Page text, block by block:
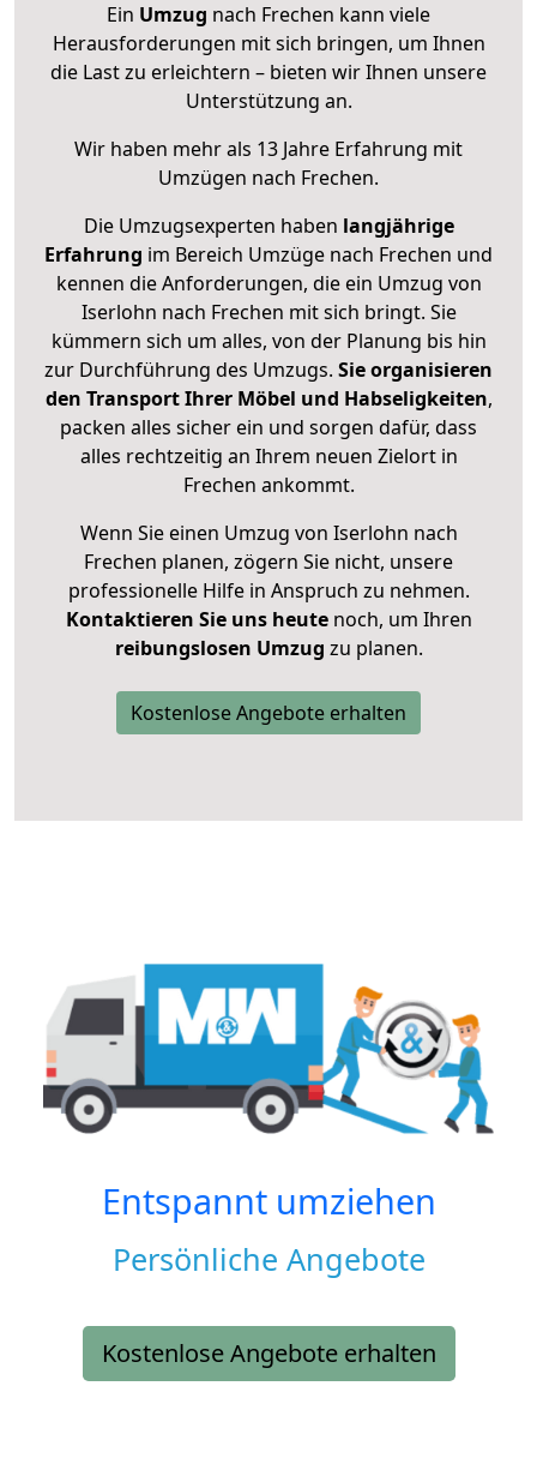
Ein Umzug nach Frechen kann viele
Herausforderungen mit sich bringen, um Ihnen
die Last zu erleichtern – bieten wir Ihnen unsere
Unterstützung an.
Wir haben mehr als 13 Jahre Erfahrung mit
Umzügen nach Frechen.
Die Umzugsexperten haben langjährige
Erfahrung im Bereich Umzüge nach Frechen und
kennen die Anforderungen, die ein Umzug von
Iserlohn nach Frechen mit sich bringt. Sie
kümmern sich um alles, von der Planung bis hin
zur Durchführung des Umzugs. Sie organisieren
den Transport Ihrer Möbel und Habseligkeiten,
packen alles sicher ein und sorgen dafür, dass
alles rechtzeitig an Ihrem neuen Zielort in
Frechen ankommt.
Wenn Sie einen Umzug von Iserlohn nach
Frechen planen, zögern Sie nicht, unsere
professionelle Hilfe in Anspruch zu nehmen.
Kontaktieren Sie uns heutenoch, um Ihren
reibungslosen Umzug zu planen.
Kostenlose Angebote erhalten
Entspannt umziehen
Persönliche Angebote
Kostenlose Angebote erhalten